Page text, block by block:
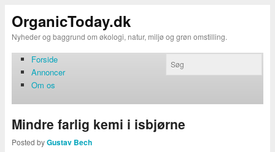
OrganicToday.dk
Nyheder og baggrund om økologi, natur, miljø og grøn omstilling.
Forside
Annoncer
Om os
Mindre farlig kemi i isbjørne
Posted byGustav Bech